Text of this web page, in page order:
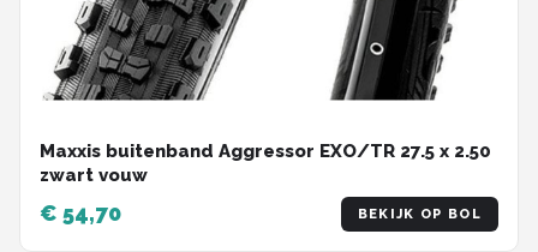
Maxxis buitenband Aggressor EXO/TR 27.5 x 2.50
zwart vouw
€ 54,70 BEKIJK OP BOL